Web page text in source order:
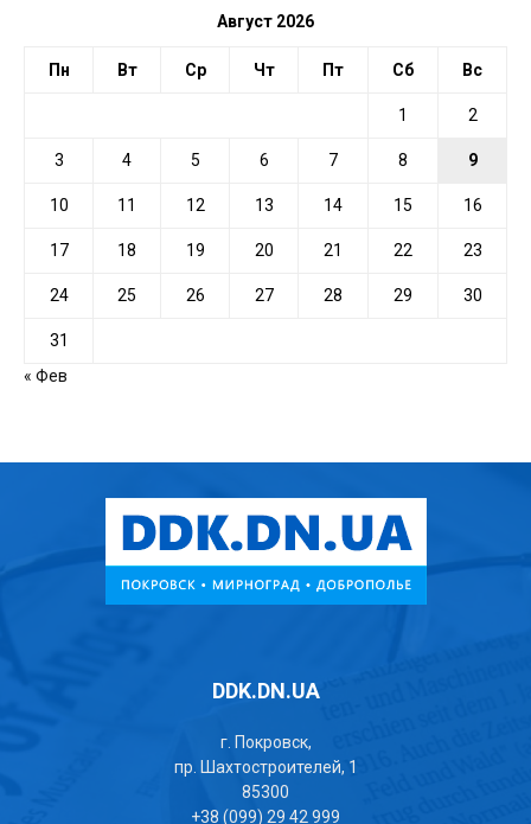
Август 2026
Пн Вт Ср Чт Пт Сб Вс
1 2
3 4 5 6 7 8 9
10 11 12 13 14 15 16
17 18 19 20 21 22 23
24 25 26 27 28 29 30
31
« Фев
DDK.DN.UA
г. Покровск,
пр. Шахтостроителей, 1
85300
+38 (099) 29 42 999